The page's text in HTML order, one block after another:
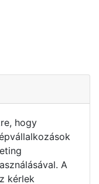
hogy
A
kérlek